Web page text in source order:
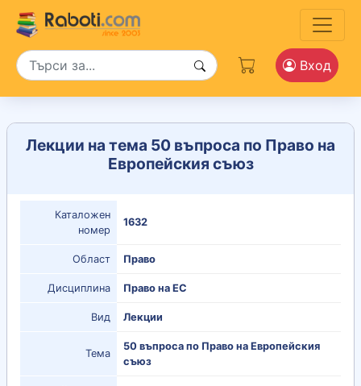
Вход
Лекции на тема 50 въпроса по Право на
Европейския съюз
Каталожен
номер
1632
Област Право
Дисциплина Право на ЕС
Вид Лекции
Тема
50 въпроса по Право на Европейския
съюз